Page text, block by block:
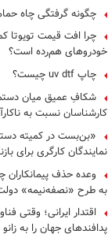
چگونه گرفتگی چاه
چرا افت قیمت تویوتا
خودروهای هم‌رده است؟
چاپ uv dtf چیست؟
شکافِ عمیق میان
کارشناسان نسبت به
حمایتی هشدار دادند
«بن‌بست در کمیته
نمایندگان کارگری برای
وعده حذف پیمانکاران
به طرح «نصفه‌نیمه»
اقتدار ایرانی؛ وقتی
پدافندهای جهان را به زانو